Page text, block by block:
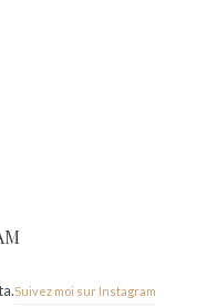
Suivez moi sur Instagram